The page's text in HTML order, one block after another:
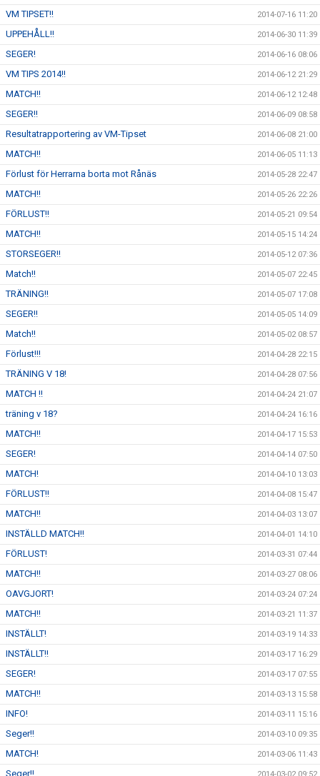
VM TIPSET!! 2014-07-16 11:20
UPPEHÅLL!! 2014-06-30 11:39
SEGER! 2014-06-16 08:06
VM TIPS 2014!! 2014-06-12 21:29
MATCH!! 2014-06-12 12:48
SEGER!! 2014-06-09 08:58
Resultatrapportering av VM-Tipset 2014-06-08 21:00
MATCH!! 2014-06-05 11:13
Förlust för Herrarna borta mot Rånäs 2014-05-28 22:47
MATCH!! 2014-05-26 22:26
FÖRLUST!! 2014-05-21 09:54
MATCH!! 2014-05-15 14:24
STORSEGER!! 2014-05-12 07:36
Match!! 2014-05-07 22:45
TRÄNING!! 2014-05-07 17:08
SEGER!! 2014-05-05 14:09
Match!! 2014-05-02 08:57
Förlust!!! 2014-04-28 22:15
TRÄNING V 18! 2014-04-28 07:56
MATCH !! 2014-04-24 21:07
träning v 18? 2014-04-24 16:16
MATCH!! 2014-04-17 15:53
SEGER! 2014-04-14 07:50
MATCH! 2014-04-10 13:03
FÖRLUST!! 2014-04-08 15:47
MATCH!! 2014-04-03 13:07
INSTÄLLD MATCH!! 2014-04-01 14:10
FÖRLUST! 2014-03-31 07:44
MATCH!! 2014-03-27 08:06
OAVGJORT! 2014-03-24 07:24
MATCH!! 2014-03-21 11:37
INSTÄLLT! 2014-03-19 14:33
INSTÄLLT!! 2014-03-17 16:29
SEGER! 2014-03-17 07:55
MATCH!! 2014-03-13 15:58
INFO! 2014-03-11 15:16
Seger!! 2014-03-10 09:35
MATCH! 2014-03-06 11:43
Seger!!